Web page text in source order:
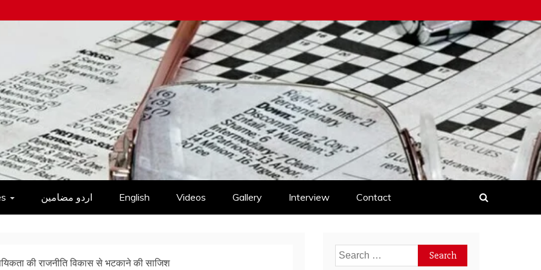
اردو مضامین English Videos Gallery Interview Contact
की राजनीति विकास से भटकाने की साजिश
Search